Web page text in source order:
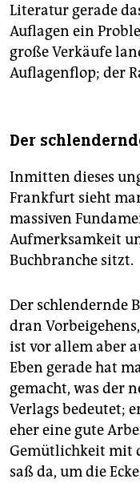
Literatur gerade
Auflagen ein
große Verkäufe
Auflagenflop; der
Der
Inmitten dieses
Frankfurt sieht
massiven
Aufmerksamkeit
Buchbranche sitzt.
Der schlendernde
dran
ist vor allem aber
Eben gerade hat
gemacht, was der
Verlags bedeutet;
eher eine gute
Gemütlichkeit mit
saß da, um die